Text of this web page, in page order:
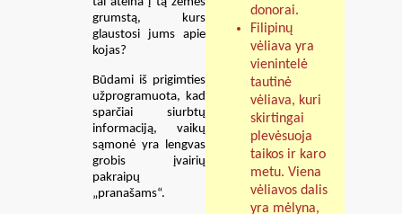
donorai.
Filipinų
vėliava yra
vienintelė
tautinė
vėliava, kuri
skirtingai
plevėsuoja
taikos ir karo
metu. Viena
vėliavos dalis
yra mėlyna,
grumstą, kurs
glaustosi jums apie
kojas?
Būdami iš prigimties
užprogramuota, kad
sparčiai siurbtų
informaciją, vaikų
sąmonė yra lengvas
grobis įvairių
pakraipų
„pranašams“.